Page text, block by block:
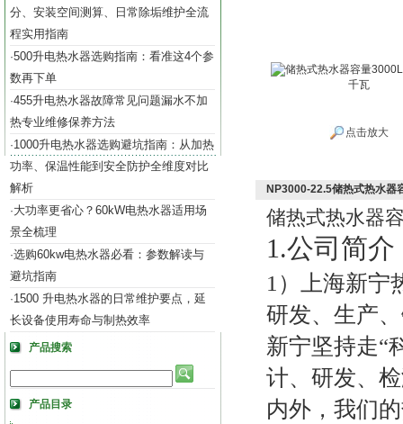
分、安装空间测算、日常除垢维护全流
程实用指南
·500升电热水器选购指南：看准这4个参
数再下单
·455升电热水器故障常见问题漏水不加
热专业维修保养方法
·1000升电热水器选购避坑指南：从加热
功率、保温性能到安全防护全维度对比
解析
·大功率更省心？60kW电热水器适用场
景全梳理
·选购60kw电热水器必看：参数解读与
避坑指南
·1500 升电热水器的日常维护要点，延
长设备使用寿命与制热效率
产品搜索
产品目录
点击放大
NP3000-22.5储热式热水器
储热式热水器
1.公司 简介
1） 上海新宁
研发、生产
新宁坚持走“
计、研发、
内外，我们的